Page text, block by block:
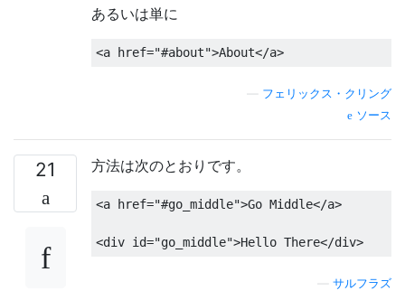
あるいは単に
<a href="#about">About</a>
フェリックス・クリング
ソース
21 方法は次のとおりです。
<a href="#go_middle">Go Middle</a>
<div id="go_middle">Hello There</div>
サルフラズ